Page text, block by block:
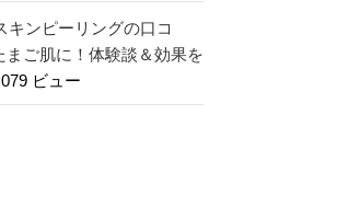
キンピーリングの口コ
まご肌に！体験談＆効果を
ビュー